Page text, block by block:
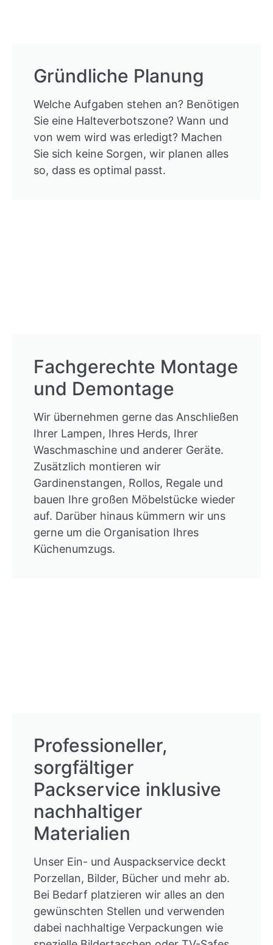
Gründliche Planung
Welche Aufgaben stehen an? Benötigen
Sie eine Halteverbotszone? Wann und
von wem wird was erledigt? Machen
Sie sich keine Sorgen, wir planen alles
so, dass es optimal passt.
Fachgerechte Montage
und Demontage
Wir übernehmen gerne das Anschließen
Ihrer Lampen, Ihres Herds, Ihrer
Waschmaschine und anderer Geräte.
Zusätzlich montieren wir
Gardinenstangen, Rollos, Regale und
bauen Ihre großen Möbelstücke wieder
auf. Darüber hinaus kümmern wir uns
gerne um die Organisation Ihres
Küchenumzugs.
Professioneller,
sorgfältiger
Packservice inklusive
nachhaltiger
Materialien
Unser Ein- und Auspackservice deckt
Porzellan, Bilder, Bücher und mehr ab.
Bei Bedarf platzieren wir alles an den
gewünschten Stellen und verwenden
dabei nachhaltige Verpackungen wie